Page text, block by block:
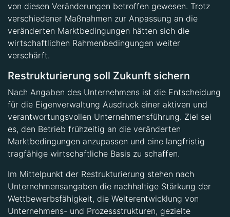
von diesen Veränderungen betroffen gewesen. Trotz
verschiedener Maßnahmen zur Anpassung an die
veränderten Marktbedingungen hätten sich die
wirtschaftlichen Rahmenbedingungen weiter
verschärft.
Restrukturierung soll Zukunft sichern
Nach Angaben des Unternehmens ist die Entscheidung
für die Eigenverwaltung Ausdruck einer aktiven und
verantwortungsvollen Unternehmensführung. Ziel sei
es, den Betrieb frühzeitig an die veränderten
Marktbedingungen anzupassen und eine langfristig
tragfähige wirtschaftliche Basis zu schaffen.
Im Mittelpunkt der Restrukturierung stehen nach
Unternehmensangaben die nachhaltige Stärkung der
Wettbewerbsfähigkeit, die Weiterentwicklung von
Unternehmens- und Prozessstrukturen, gezielte